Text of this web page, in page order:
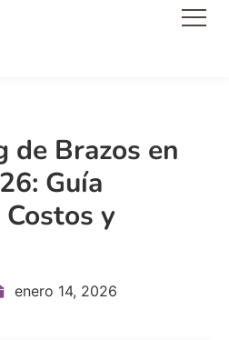
de Brazos en
Guía
y
enero 14, 2026